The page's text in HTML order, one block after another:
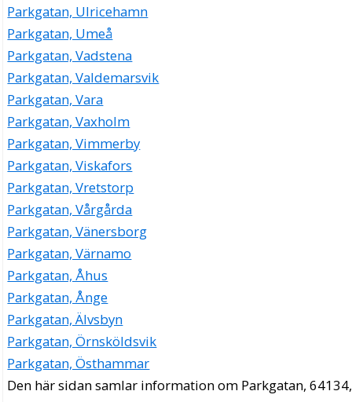
Parkgatan, Ulricehamn
Parkgatan, Umeå
Parkgatan, Vadstena
Parkgatan, Valdemarsvik
Parkgatan, Vara
Parkgatan, Vaxholm
Parkgatan, Vimmerby
Parkgatan, Viskafors
Parkgatan, Vretstorp
Parkgatan, Vårgårda
Parkgatan, Vänersborg
Parkgatan, Värnamo
Parkgatan, Åhus
Parkgatan, Ånge
Parkgatan, Älvsbyn
Parkgatan, Örnsköldsvik
Parkgatan, Östhammar
Den här sidan samlar information om Parkgatan, 64134,